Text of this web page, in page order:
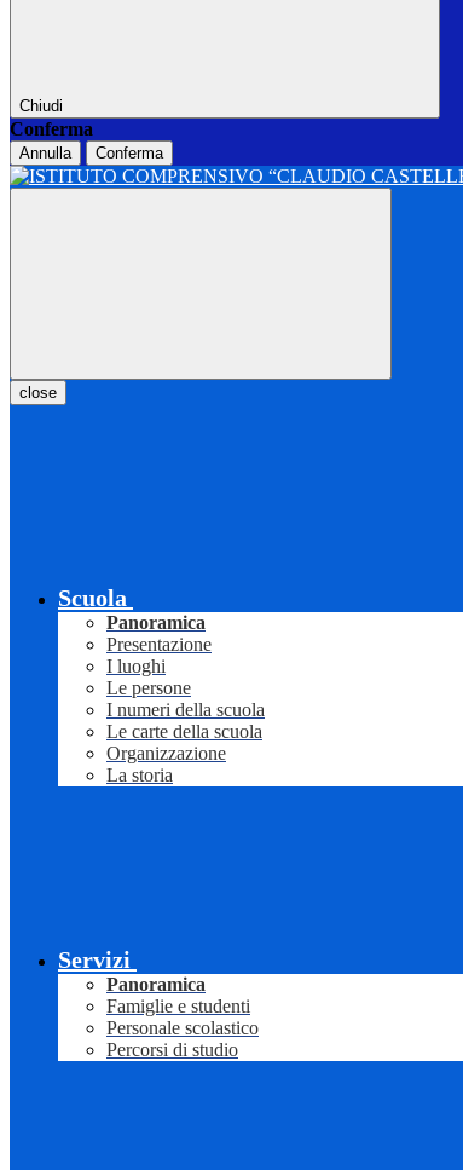
Chiudi
Conferma
Annulla Conferma
close
Scuola
Panoramica
Presentazione
I luoghi
Le persone
I numeri della scuola
Le carte della scuola
Organizzazione
La storia
Servizi
Panoramica
Famiglie e studenti
Personale scolastico
Percorsi di studio